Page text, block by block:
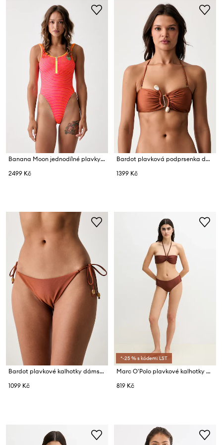
Banana Moon jednodílné plavky dámské CALYPSEA
2499 Kč
Bardot plavková podprsenka dámská RYMONA
1399 Kč
Bardot plavkové kalhotky dámské BLAKELY
1099 Kč
*-25 % s kódem: LST
Marc O'Polo plavkové kalhotky dámské
819 Kč